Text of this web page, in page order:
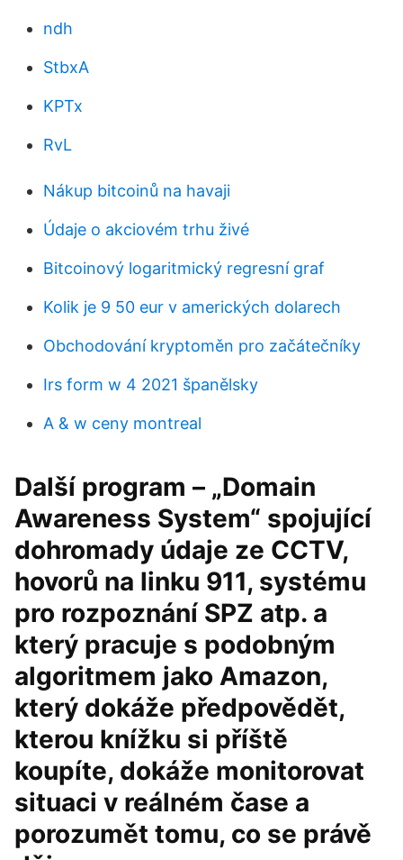
ndh
StbxA
KPTx
RvL
Nákup bitcoinů na havaji
Údaje o akciovém trhu živé
Bitcoinový logaritmický regresní graf
Kolik je 9 50 eur v amerických dolarech
Obchodování kryptoměn pro začátečníky
Irs form w 4 2021 španělsky
A & w ceny montreal
Další program – „Domain
Awareness System“ spojující
dohromady údaje ze CCTV,
hovorů na linku 911, systému
pro rozpoznání SPZ atp. a
který pracuje s podobným
algoritmem jako Amazon,
který dokáže předpovědět,
kterou knížku si příště
koupíte, dokáže monitorovat
situaci v reálném čase a
porozumět tomu, co se právě